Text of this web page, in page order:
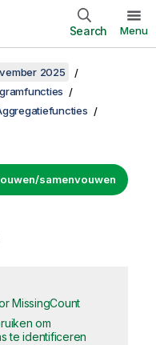
Search Menu
2025
samenvouwen
MissingCount
om
te identificeren